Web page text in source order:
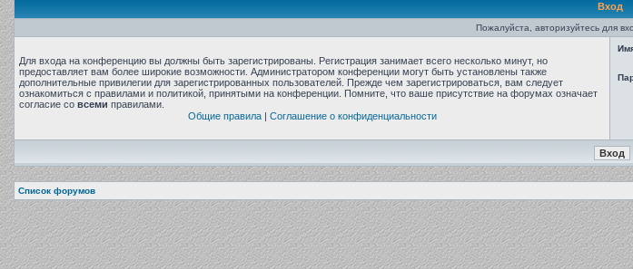
Вход
Пожалуйста, авторизуйтесь для
Для входа на конференцию вы должны быть зарегистрированы. Регистрация занимает всего несколько минут, но
предоставляет вам более широкие возможности. Администратором конференции могут быть установлены также
дополнительные привилегии для зарегистрированных пользователей. Прежде чем зарегистрироваться, вам следует
ознакомиться с правилами и политикой, принятыми на конференции. Помните, что ваше присутствие на форумах означает
согласие со всеми правилами.
Общие правила| Соглашение о конфиденциальности
Список форумов